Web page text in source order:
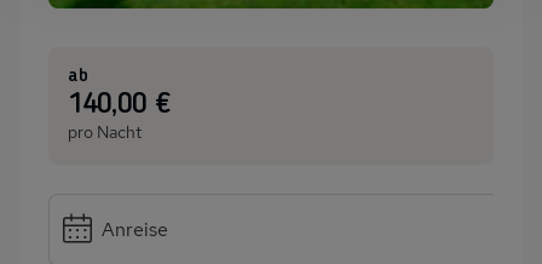
ab
:140,00 €
pro Nacht
Anreise